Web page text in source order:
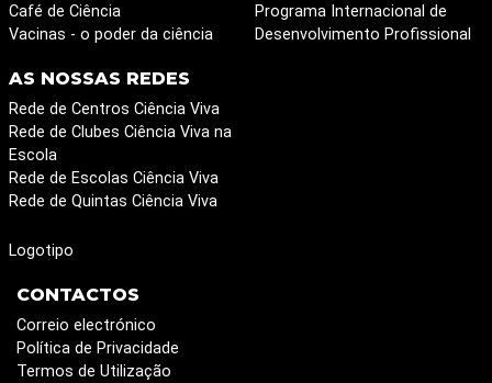
Café de Ciência
Vacinas - o poder da ciência
Programa Internacional de
Desenvolvimento Profissional
AS NOSSAS REDES
Rede de Centros Ciência Viva
Rede de Clubes Ciência Viva na
Escola
Rede de Escolas Ciência Viva
Rede de Quintas Ciência Viva
Logotipo
CONTACTOS
Correio electrónico
Política de Privacidade
Termos de Utilização